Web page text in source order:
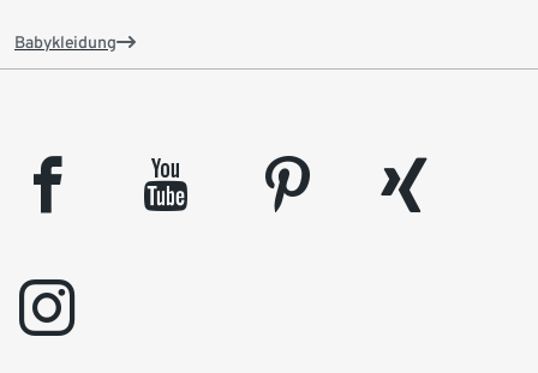
Babykleidung
facebook youtube pinterest
xing
instagram